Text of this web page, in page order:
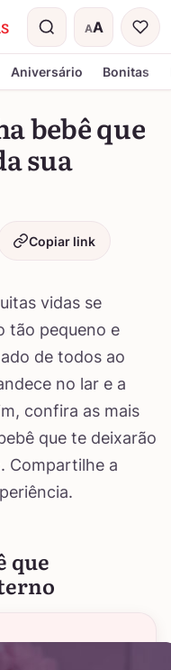
AA
Tamanho do
Aniversário Bonitas
bebê que
sua
Copiar link
vidas se
tão pequeno e
de todos ao
no lar e a
confira as mais
que te deixarão
Compartilhe a
que